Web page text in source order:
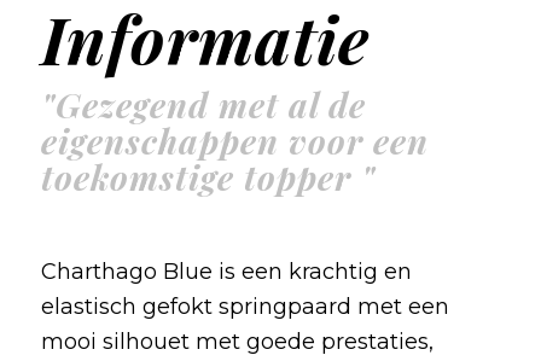
Informatie
"Gezegend met al de
eigenschappen voor een
toekomstige topper "
Charthago Blue is een krachtig en
elastisch gefokt springpaard met een
mooi silhouet met goede prestaties,